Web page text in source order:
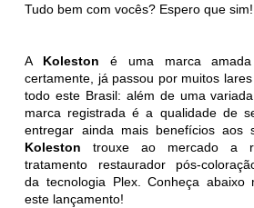
Tudo bem com vocês? Espero que sim!
A Koleston é uma marca amada
certamente, já passou por muitos
todo este Brasil: além de uma
marca registrada é a qualidade de
entregar ainda mais benefícios aos
Koleston trouxe ao mercado a
tratamento restaurador pós-
da tecnologia Plex. Conheça abaixo
este lançamento!